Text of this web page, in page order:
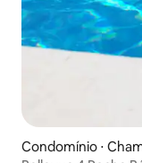
Condomínio ⋅